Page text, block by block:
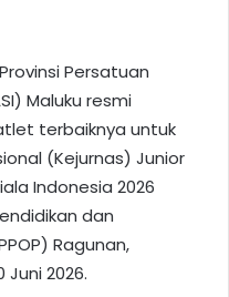
Persatuan
Maluku resmi
terbaiknya untuk
(Kejurnas) Junior
Indonesia 2026
dan
Ragunan,
2026.